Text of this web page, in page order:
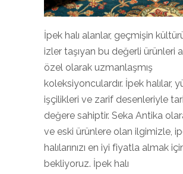
İpek halı alanlar, geçmişin
izler taşıyan bu değerli ürünleri
özel olarak uzmanlaşmış
koleksiyonculardır. İpek halılar,
işçilikleri ve zarif desenleriyle
değere sahiptir. Seka Antika
ve eski ürünlere olan ilgimizle,
halılarınızı en iyi fiyatla almak
bekliyoruz. İpek halı